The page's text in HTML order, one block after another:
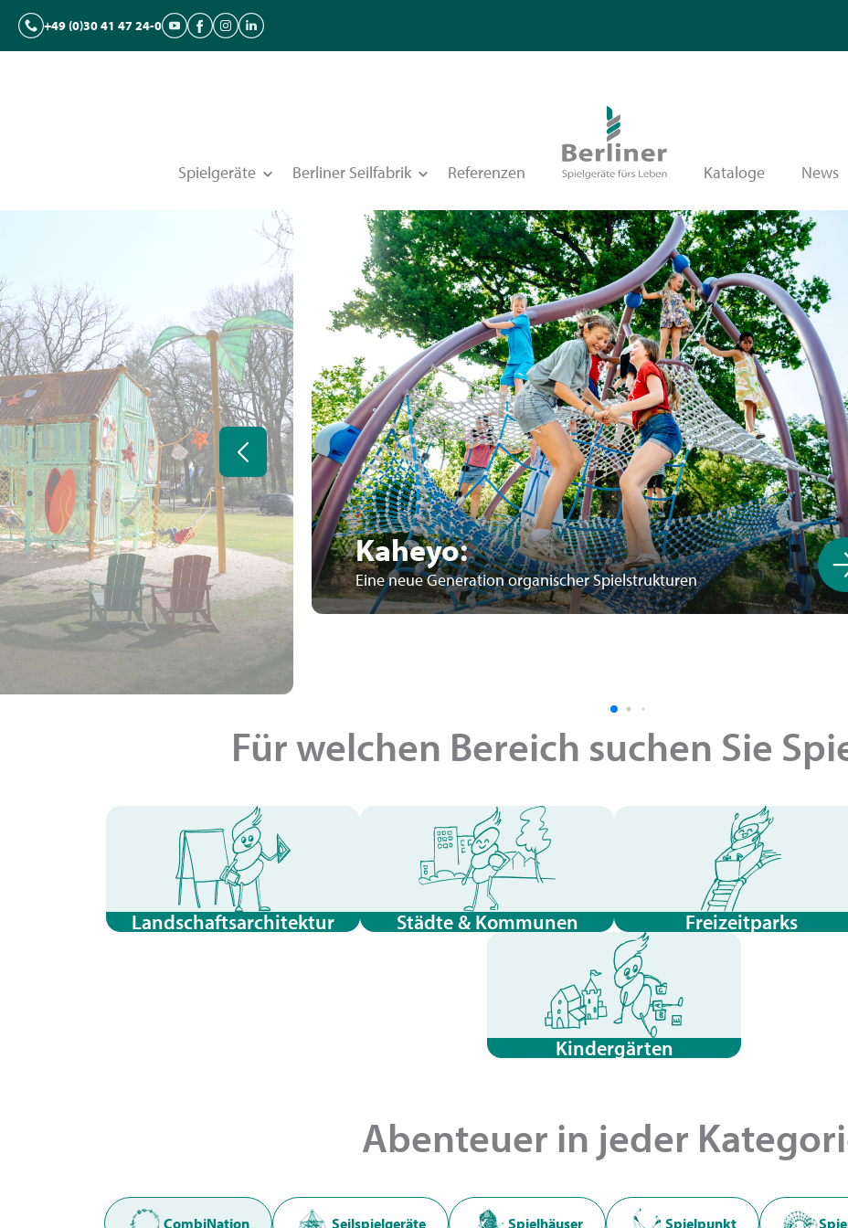
+49 (0)30 41 47 24-0
Spielgeräte Berliner Seilfabrik Referenzen Kataloge News
Kaheyo:
Eine neue Generation organischer Spielstrukturen
Für welchen Bereich suchen Sie
Landschaftsarchitektur Städte & Kommunen Freizeitparks
Kindergärten
Abenteuer in jeder
CombiNation Seilspielgeräte Spielhäuser Spielpunkt